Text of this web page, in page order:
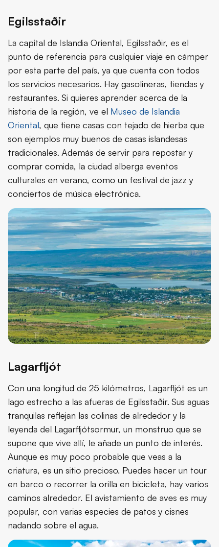
Egilsstaðir
La capital de Islandia Oriental, Egilsstaðir, es el
punto de referencia para cualquier viaje en cámper
por esta parte del país, ya que cuenta con todos
los servicios necesarios. Hay gasolineras, tiendas y
restaurantes. Si quieres aprender acerca de la
historia de la región, ve el Museo de Islandia
Oriental, que tiene casas con tejado de hierba que
son ejemplos muy buenos de casas islandesas
tradicionales. Además de servir para repostar y
comprar comida, la ciudad alberga eventos
culturales en verano, como un festival de jazz y
conciertos de música electrónica.
Lagarfljót
Con una longitud de 25 kilómetros, Lagarfljót es un
lago estrecho a las afueras de Egilsstaðir. Sus aguas
tranquilas reflejan las colinas de alrededor y la
leyenda del Lagarfljótsormur, un monstruo que se
supone que vive allí, le añade un punto de interés.
Aunque es muy poco probable que veas a la
criatura, es un sitio precioso. Puedes hacer un tour
en barco o recorrer la orilla en bicicleta, hay varios
caminos alrededor. El avistamiento de aves es muy
popular, con varias especies de patos y cisnes
nadando sobre el agua.